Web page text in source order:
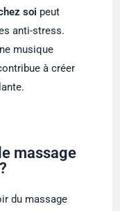
soi peut
anti-stress.
musique
à créer
massage
du massage